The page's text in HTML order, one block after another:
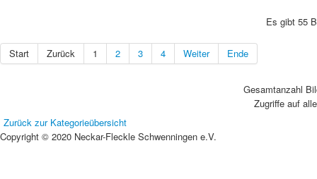
Es gibt 55
Start Zurück 1 2 3 4 Weiter Ende
Gesamtanzahl
Zugriffe auf
Zurück zur Kategorieübersicht
Copyright © 2020 Neckar-Fleckle Schwenningen e.V.